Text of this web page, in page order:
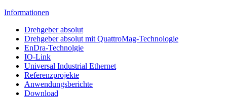
Informationen
Drehgeber absolut
Drehgeber absolut mit QuattroMag-Technologie
EnDra-Technolgie
IO-Link
Universal Industrial Ethernet
Referenzprojekte
Anwendungsberichte
Download